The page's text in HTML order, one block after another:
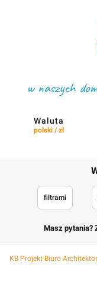
w naszych
Waluta
polski / zł
filtrami
Masz pytania?
KB Projekt Biuro